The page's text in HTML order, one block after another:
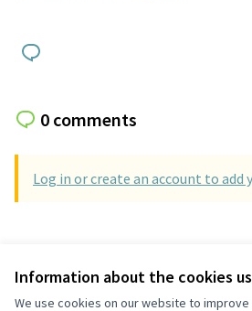
Information about the cookies
We use cookies on our website to
0 comments
Log in or create an account to add